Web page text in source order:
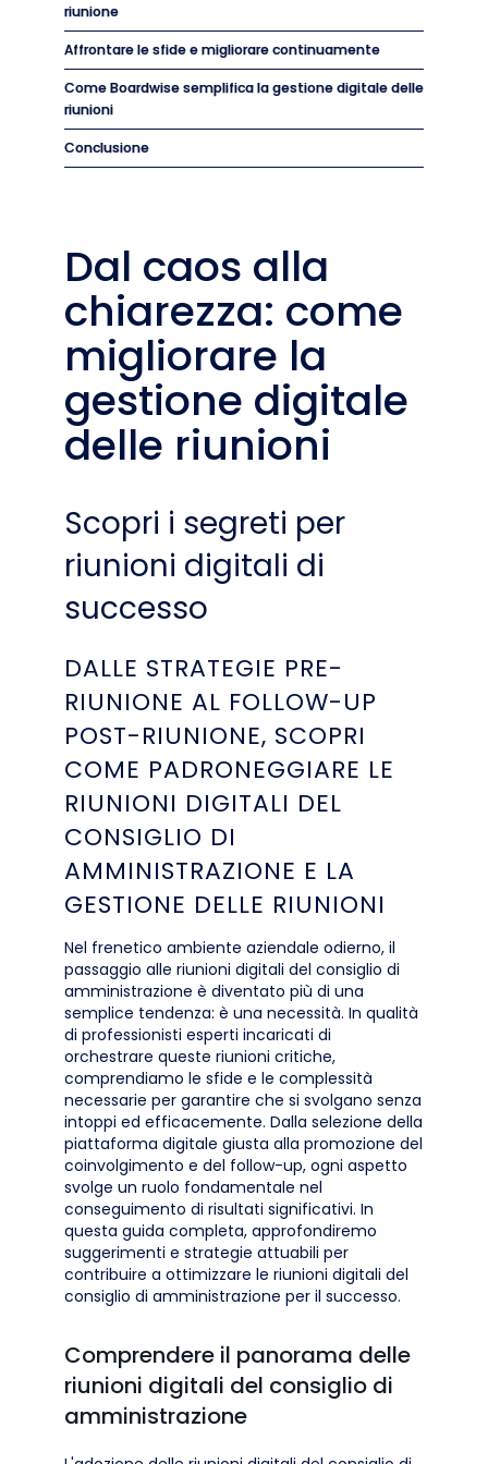
riunione
Affrontare le sfide e migliorare continuamente
Come Boardwise semplifica la gestione digitale delle
riunioni
Conclusione
Dal caos alla
chiarezza: come
migliorare la
gestione digitale
delle riunioni
Scopri i segreti per
riunioni digitali di
successo
DALLE STRATEGIE PRE-
RIUNIONE AL FOLLOW-UP
POST-RIUNIONE, SCOPRI
COME PADRONEGGIARE LE
RIUNIONI DIGITALI DEL
CONSIGLIO DI
AMMINISTRAZIONE E LA
GESTIONE DELLE RIUNIONI
Nel frenetico ambiente aziendale odierno, il
passaggio alle riunioni digitali del consiglio di
amministrazione è diventato più di una
semplice tendenza: è una necessità. In qualità
di professionisti esperti incaricati di
orchestrare queste riunioni critiche,
comprendiamo le sfide e le complessità
necessarie per garantire che si svolgano senza
intoppi ed efficacemente. Dalla selezione della
piattaforma digitale giusta alla promozione del
coinvolgimento e del follow-up, ogni aspetto
svolge un ruolo fondamentale nel
conseguimento di risultati significativi. In
questa guida completa, approfondiremo
suggerimenti e strategie attuabili per
contribuire a ottimizzare le riunioni digitali del
consiglio di amministrazione per il successo.
Comprendere il panorama delle
riunioni digitali del consiglio di
amministrazione